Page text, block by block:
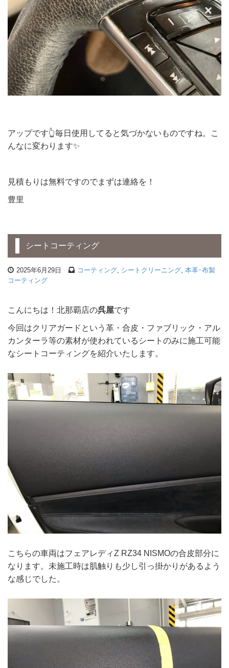
アップです👆毎日使用してると気づかないものですね。こ
んなに変わります✨
見積もりは無料ですのでまずは連絡を！
豊里
シートコーティング
2025年6月29日 コーティング, シートクリーニング, 本革･布製
コーティング
こんにちは！北那覇店の呉屋です
今回はクリアガードという革・合皮・ファブリック・アル
カンターラ等の素材が使われているシートのみに施工可能
なシートコーティングを紹介いたします。
こちらの車両はフェアレディZ RZ34 NISMOの合皮部分に
なります。未施工時は肌触りも少し引っ掛かりがあるよう
な感じでした。